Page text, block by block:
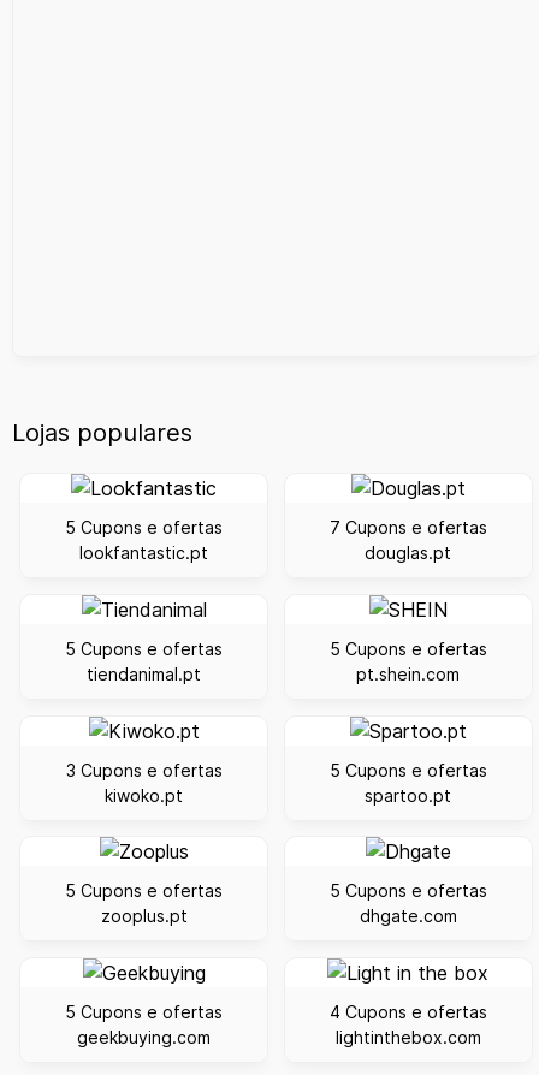
Lojas populares
5 Cupons e ofertas
lookfantastic.pt
7 Cupons e ofertas
douglas.pt
5 Cupons e ofertas
tiendanimal.pt
5 Cupons e ofertas
pt.shein.com
3 Cupons e ofertas
kiwoko.pt
5 Cupons e ofertas
spartoo.pt
5 Cupons e ofertas
zooplus.pt
5 Cupons e ofertas
dhgate.com
5 Cupons e ofertas
geekbuying.com
4 Cupons e ofertas
lightinthebox.com